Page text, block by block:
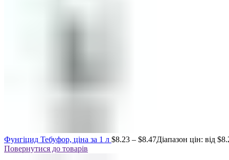
Фунгіцид Тебуфор, ціна за 1 л $8.23 – $8.47Діапазон цін: від
Повернутися до товарів